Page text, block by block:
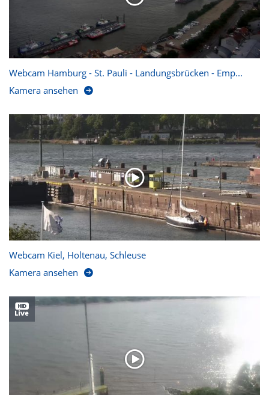
Webcam Hamburg - St. Pauli - Landungsbrücken - Emp...
Kamera ansehen
Webcam Kiel, Holtenau, Schleuse
Kamera ansehen